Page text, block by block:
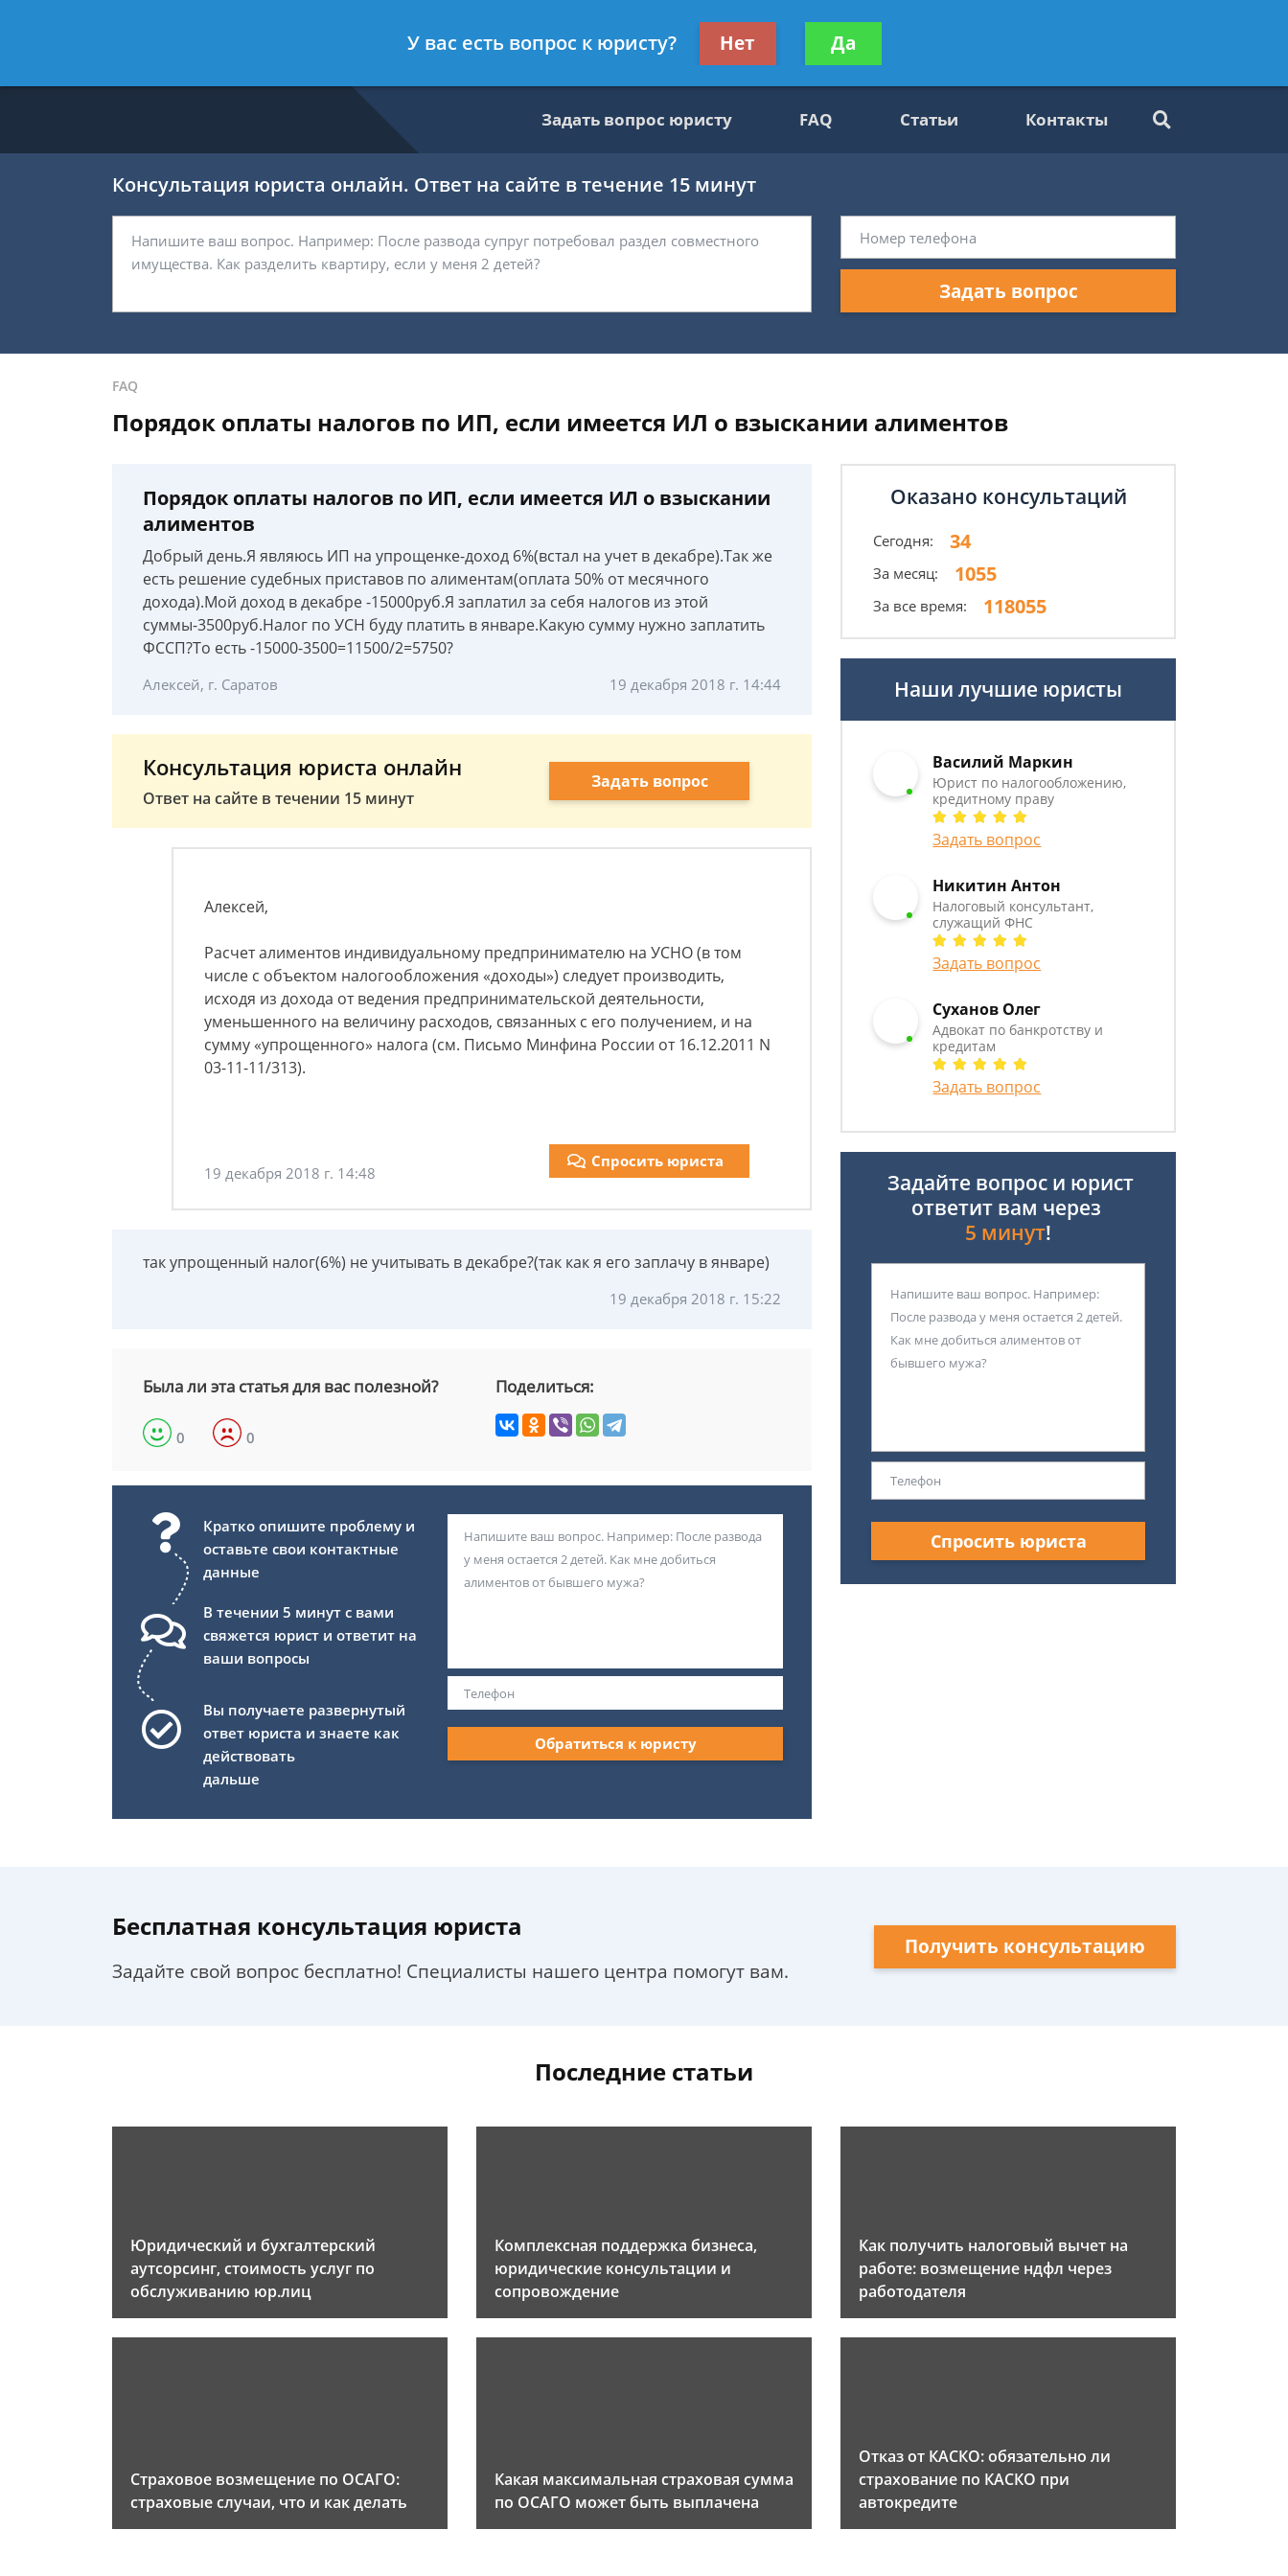
- Налоговый консультант, служащий ФНС
Получите консультацию
бесплатно
Задать вопрос юристу FAQ Статьи Контакты
Консультация юриста онлайн. Ответ на сайте в течение 15 минут
Задать вопрос
FAQ
Порядок оплаты налогов по ИП, если имеется ИЛ о взыскании алиментов
Порядок оплаты налогов по ИП, если имеется ИЛ о взыскании
алиментов
Добрый день.Я являюсь ИП на упрощенке-доход 6%(встал на учет в декабре).Так же
есть решение судебных приставов по алиментам(оплата 50% от месячного
дохода).Мой доход в декабре -15000руб.Я заплатил за себя налогов из этой
суммы-3500руб.Налог по УСН буду платить в январе.Какую сумму нужно заплатить
ФССП?То есть -15000-3500=11500/2=5750?
Алексей, г. Саратов 19 декабря 2018 г. 14:44
Консультация юриста онлайн
Ответ на сайте в течении 15 минут
Задать вопрос
Алексей,
Расчет алиментов индивидуальному предпринимателю на УСНО (в том
числе с объектом налогообложения «доходы») следует производить,
исходя из дохода от ведения предпринимательской деятельности,
уменьшенного на величину расходов, связанных с его получением, и на
сумму «упрощенного» налога (см. Письмо Минфина России от 16.12.2011 N
03-11-11/313).
19 декабря 2018 г. 14:48
Спросить юриста
так упрощенный налог(6%) не учитывать в декабре?(так как я его заплачу в январе)
19 декабря 2018 г. 15:22
Была ли эта статья для вас полезной?
0 0
Поделиться:
Кратко опишите проблему и
оставьте свои контактные
данные
В течении 5 минут с вами
свяжется юрист и ответит на
ваши вопросы
Вы получаете развернутый
ответ юриста и знаете как
действовать
дальше
Обратиться к юристу
Оказано консультаций
Сегодня: 34
За месяц: 1055
За все время: 118055
Наши лучшие юристы
Василий Маркин
Юрист по налогообложению,
кредитному праву
Задать вопрос
Никитин Антон
Налоговый консультант,
служащий ФНС
Задать вопрос
Суханов Олег
Адвокат по банкротству и
кредитам
Задать вопрос
Задайте вопрос и юрист
ответит вам через
5 минут!
Спросить юриста
Бесплатная консультация юриста
Задайте свой вопрос бесплатно! Специалисты нашего центра помогут вам.
Получить консультацию
Последние статьи
Юридический и бухгалтерский
аутсорсинг, стоимость услуг по
обслуживанию юр.лиц
Комплексная поддержка бизнеса,
юридические консультации и
сопровождение
Как получить налоговый вычет на
работе: возмещение ндфл через
работодателя
Страховое возмещение по ОСАГО:
страховые случаи, что и как делать
Какая максимальная страховая сумма
по ОСАГО может быть выплачена
Отказ от КАСКО: обязательно ли
страхование по КАСКО при
автокредите
У вас есть вопрос к юристу? Нет Да